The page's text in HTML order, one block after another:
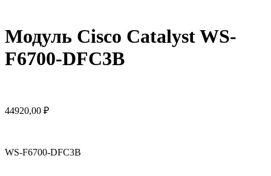
Модуль Cisco Catalyst WS-
F6700-DFC3B
44920,00 ₽
WS-F6700-DFC3B